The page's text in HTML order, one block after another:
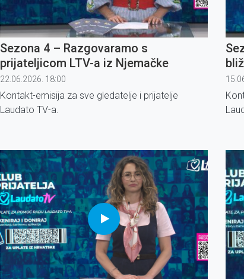
Sezona 4 – Razgovaramo s
prijateljicom LTV-a iz Njemačke
22.06.2026. 18:00
Kontakt-emisija za sve gledatelje i prijatelje
Laudato TV-a.